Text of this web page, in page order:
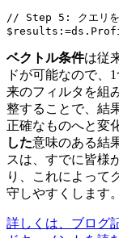
// Step 5: クエリを実
ベクトル条件は従
ドが可能なので、
来のフィルタを組
整することで、結
正確なものへと変
した意味のある結
スは、すでに皆様
り、これによって
守しやすくします。
詳しくは、ブログ